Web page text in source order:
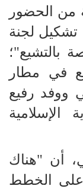
من الحضور
تشكيل لجنة
بالتشيع"؛
في مطار
ووفد رفيع
الإسلامية
أن "هناك
على الخطط